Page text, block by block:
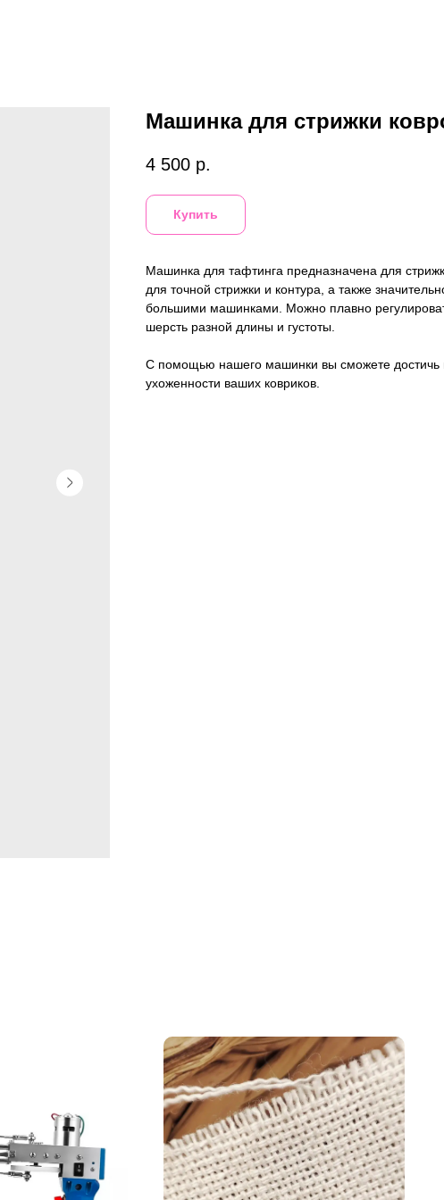
Машинка для стрижки
4 500 р.
Купить
Машинка для тафтинга предназначена для
для точной стрижки и контура, а также
большими машинками. Можно плавно
шерсть разной длины и густоты.
С помощью нашего машинки вы сможете достичь
ухоженности ваших ковриков.